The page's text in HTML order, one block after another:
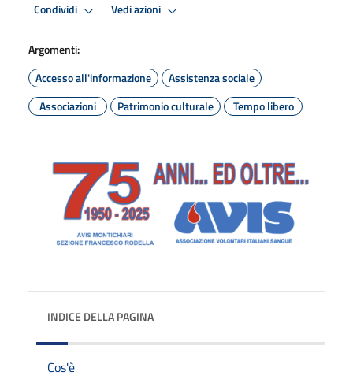
Condividi Vedi azioni
Argomenti:
Accesso all'informazione
Assistenza sociale
Associazioni
Patrimonio culturale Tempo libero
INDICE DELLA PAGINA
Cos'è